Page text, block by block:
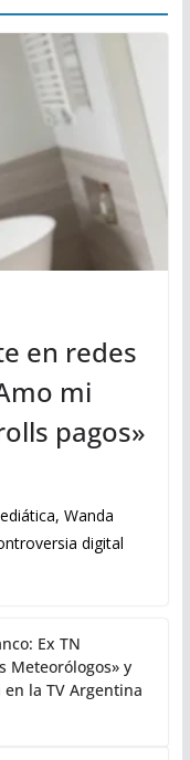
en redes
mi
pagos»
Wanda
digital
Ex TN
Meteorólogos» y
en la TV Argentina